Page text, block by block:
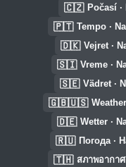
🇨🇿 Počasí ·
🇵🇹 Tempo ·
🇩🇰 Vejret ·
🇸🇮 Vreme ·
🇸🇪 Vädret ·
🇬🇧🇺🇸
🇩🇪 Wetter ·
🇷🇺 Погода ·
🇹🇭 สภาพอากาศ